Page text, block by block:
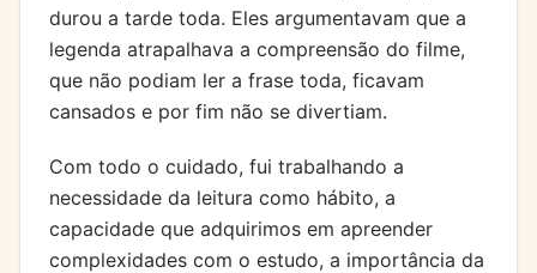
durou a tarde toda. Eles argumentavam que a
legenda atrapalhava a compreensão do filme,
que não podiam ler a frase toda, ficavam
cansados e por fim não se divertiam.
Com todo o cuidado, fui trabalhando a
necessidade da leitura como hábito, a
capacidade que adquirimos em apreender
complexidades com o estudo, a importância da